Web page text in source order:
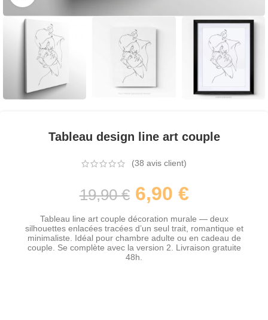
Tableau design line art couple
(38 avis client)
19,90€ 6,90 €
Tableau line art couple décoration murale — deux
silhouettes enlacées tracées d’un seul trait, romantique et
minimaliste. Idéal pour chambre adulte ou en cadeau de
couple. Se complète avec la version 2. Livraison gratuite
48h.